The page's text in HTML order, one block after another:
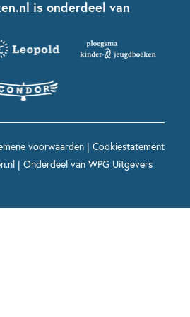
is onderdeel van
voorwaarden| Cookiestatement
| Onderdeel van WPG Uitgevers